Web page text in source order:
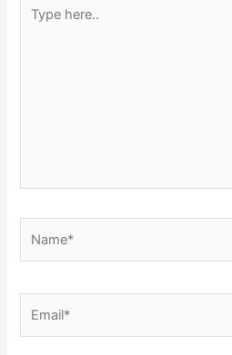
here..